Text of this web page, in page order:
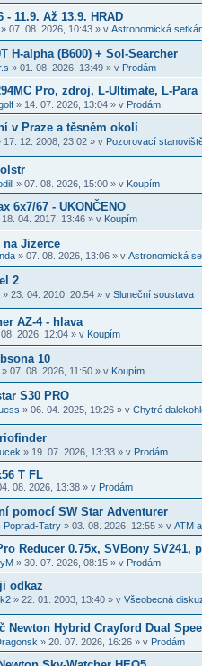
- 11.9. Až 13.9. HRAD
» 07. 08. 2026, 10:43 » v Astronomická
H-alpha (B600) + Sol-Searcher
» 01. 08. 2026, 13:49 » v Prodám
Pro, zdroj, L-Ultimate, L-Para
» 14. 07. 2026, 13:04 » v Prodám
v Praze a těsném okolí
17. 12. 2008, 23:02 » v Pozorovací
» 07. 08. 2026, 15:00 » v Koupím
6x7/67 - UKONČENO
18. 04. 2017, 13:46 » v Koupím
na Jizerce
» 07. 08. 2026, 13:06 » v Astronomická
2
» 23. 04. 2010, 20:54 » v Sluneční soustava
AZ-4 - hlava
2026, 12:04 » v Koupím
10
» 07. 08. 2026, 11:50 » v Koupím
S30 PRO
» 06. 04. 2025, 19:26 » v Chytré
» 19. 07. 2026, 13:33 » v Prodám
T FL
08. 2026, 13:38 » v Prodám
pomocí SW Star Adventurer
Poprad-Tatry » 03. 08. 2026, 12:55 » v ATM
Reducer 0.75x, SVBony SV241,
» 30. 07. 2026, 08:15 » v Prodám
odkaz
» 22. 01. 2003, 13:40 » v Všeobecná
Newton Hybrid Crayford Dual
» 20. 07. 2026, 16:26 » v Prodám